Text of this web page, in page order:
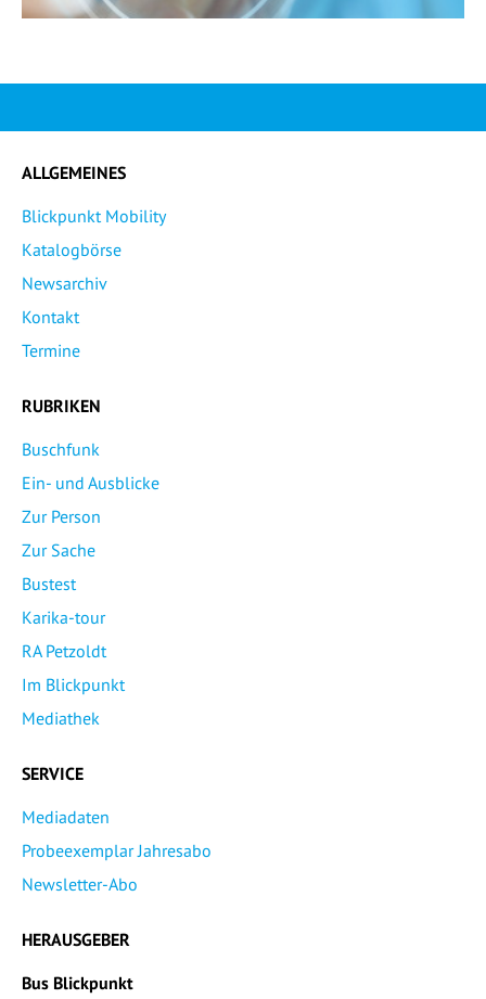
ALLGEMEINES
Blickpunkt Mobility
Katalogbörse
Newsarchiv
Kontakt
Termine
RUBRIKEN
Buschfunk
Ein- und Ausblicke
Zur Person
Zur Sache
Bustest
Karika-tour
RA Petzoldt
Im Blickpunkt
Mediathek
SERVICE
Mediadaten
Probeexemplar Jahresabo
Newsletter-Abo
HERAUSGEBER
Bus Blickpunkt